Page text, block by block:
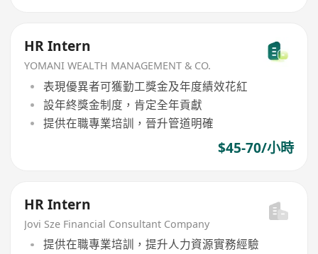
HR Intern
YOMANI WEALTH MANAGEMENT & CO.
表現優異者可獲勤工獎金及年度績效花紅
設年終獎金制度，肯定全年貢獻
提供在職專業培訓，晉升管道明確
$45-70/小時
HR Intern
Jovi Sze Financial Consultant Company
提供在職專業培訓，提升人力資源實務經驗